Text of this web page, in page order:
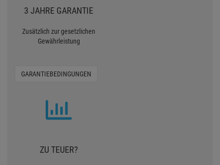
3 JAHRE GARANTIE
Zusätzlich zur gesetzlichen
Gewährleistung
GARANTIEBEDINGUNGEN
ZU TEUER?